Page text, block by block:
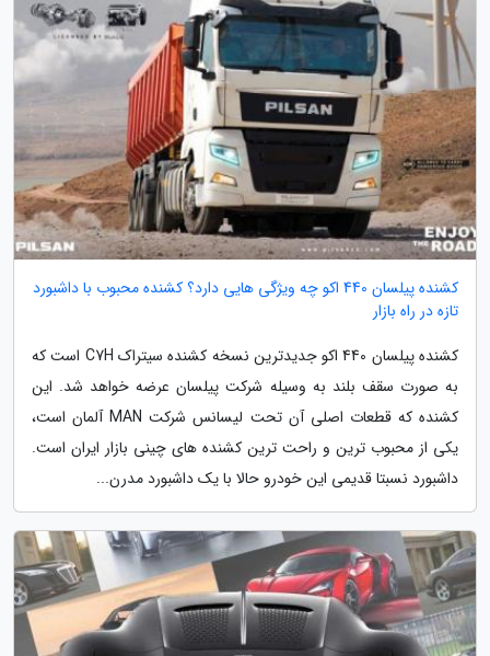
کشنده پیلسان 440 اکو چه ویژگی هایی دارد؟ کشنده محبوب با داشبورد
تازه در راه بازار
کشنده پیلسان 440 اکو جدیدترین نسخه کشنده سیتراک C7H است که
به صورت سقف بلند به وسیله شرکت پیلسان عرضه خواهد شد. این
کشنده که قطعات اصلی آن تحت لیسانس شرکت MAN آلمان است،
یکی از محبوب ترین و راحت ترین کشنده های چینی بازار ایران است.
داشبورد نسبتا قدیمی این خودرو حالا با یک داشبورد مدرن...